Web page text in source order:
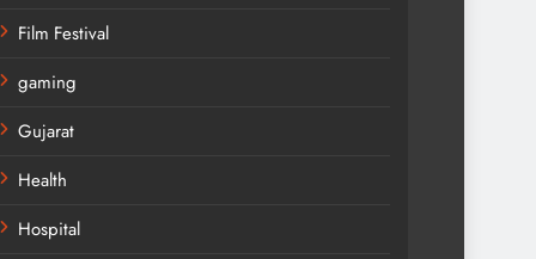
Film Festival
gaming
Gujarat
Health
Hospital